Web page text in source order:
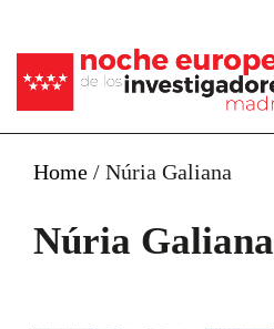
Home / Núria Galiana
Núria Galiana